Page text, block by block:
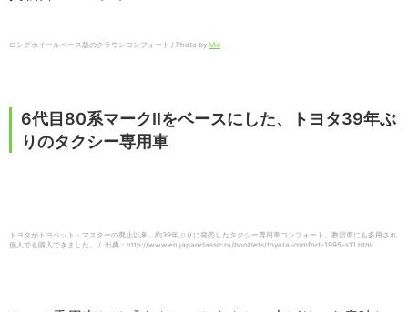
ロングホイールベース版のクラウンコンフォート / Photo by Mic
6代目80系マークIIをベースにした、トヨタ39年ぶ
りのタクシー専用車
トヨタがトヨペット・マスターの廃止以来、約39年ぶりに発売したタクシー専用車コンフォート。教習車にも多用され
個人でも購入できました。 / 出典：http://www.en.japanclassic.ru/booklets/toyota-comfort-1995-s11.html